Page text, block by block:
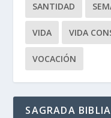
SANTIDAD
VIDA VIDA
VOCACIÓN
SAGRADA BIBLIA